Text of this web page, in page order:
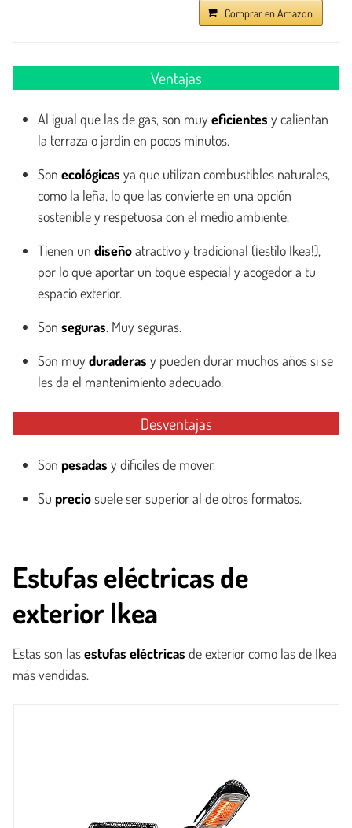
Comprar en Amazon
Ventajas
Al igual que las de gas, son muy eficientes y calientan
la terraza o jardín en pocos minutos.
Son ecológicas ya que utilizan combustibles naturales,
como la leña, lo que las convierte en una opción
sostenible y respetuosa con el medio ambiente.
Tienen un diseñoatractivo y tradicional (¡estilo Ikea!),
por lo que aportar un toque especial y acogedor a tu
espacio exterior.
Son seguras. Muy seguras.
Son muy duraderas y pueden durar muchos años si se
les da el mantenimiento adecuado.
Desventajas
Son pesadas y dificiles de mover.
Su preciosuele ser superior al de otros formatos.
Estufas eléctricas de
exterior Ikea
Estas son lasestufas eléctricas de exterior como las de Ikea
más vendidas.